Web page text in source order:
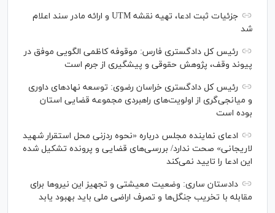
جزئیات ثبت ادعا، تهیه نقشه UTM و ارائه مادر سند اعلام
شد
رئیس کل دادگستری فارس: موقوفه کاظمی الگویی موفق در
پیوند وقف، پژوهش حقوقی و پیشگیری از جرم است
رئیس کل دادگستری خراسان رضوی: توسعه نهاد‌های داوری
و میانجی‌گری از اولویت‌های راهبردی مجموعه قضایی استان
بوده است
ادعای نماینده مجلس درباره «نحوه ردزنی محل استقرار شهید
لاریجانی» صحت ندارد/ بررسی‌های قضایی و پرونده تشکیل شده
این ادعا را تایید نمی‌کند
دادستان ساری: وضعیت معیشتی و تجهیز این نیرو‌ها برای
مقابله با تخریب جنگل‌ها و تصرف اراضی ملی باید بهبود یابد